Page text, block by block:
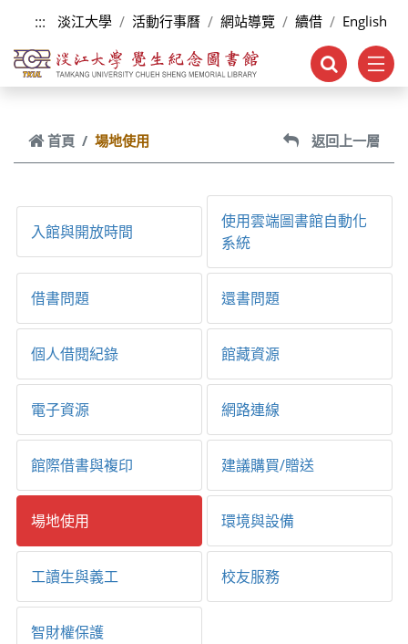
跳到主要內容
::: 淡江大學 活動行事曆 網站導覽 續借 English
首頁 場地使用 返回上一層
入館與開放時間
使用雲端圖書館自動化
系統
借書問題 還書問題
個人借閱紀錄 館藏資源
電子資源 網路連線
館際借書與複印 建議購買/贈送
場地使用 環境與設備
工讀生與義工 校友服務
智財權保護